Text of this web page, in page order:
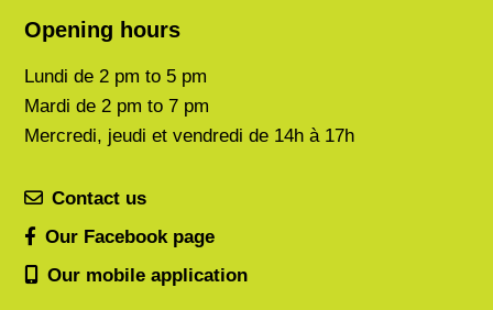
Opening hours
Lundi de2 pm to 5 pm
Mardi de2 pm to 7 pm
Mercredi, jeudi et vendredi de 14h à 17h
Contact us
Our Facebook page
Our mobile application